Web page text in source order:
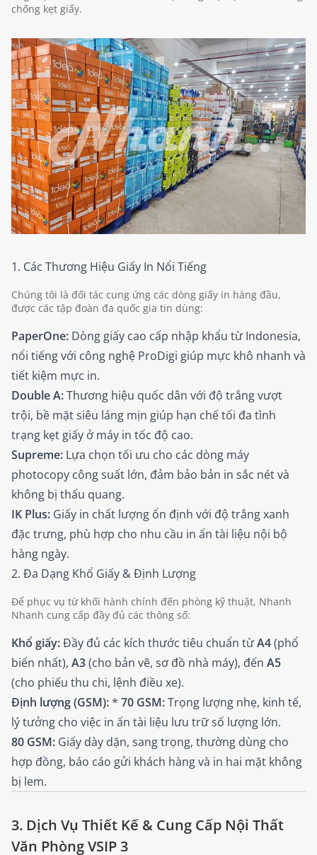
chống kẹt giấy.
1. Các Thương Hiệu Giấy In Nổi Tiếng
Chúng tôi là đối tác cung ứng các dòng giấy in hàng đầu,
được các tập đoàn đa quốc gia tin dùng:
PaperOne: Dòng giấy cao cấp nhập khẩu từ Indonesia,
nổi tiếng với công nghệ ProDigi giúp mực khô nhanh và
tiết kiệm mực in.
Double A:Thương hiệu quốc dân với độ trắng vượt
trội, bề mặt siêu láng mịn giúp hạn chế tối đa tình
trạng kẹt giấy ở máy in tốc độ cao.
Supreme: Lựa chọn tối ưu cho các dòng máy
photocopy công suất lớn, đảm bảo bản in sắc nét và
không bị thấu quang.
IK Plus: Giấy in chất lượng ổn định với độ trắng xanh
đặc trưng, phù hợp cho nhu cầu in ấn tài liệu nội bộ
hàng ngày.
2. Đa Dạng Khổ Giấy & Định Lượng
Để phục vụ từ khối hành chính đến phòng kỹ thuật, Nhanh
Nhanh cung cấp đầy đủ các thông số:
Khổ giấy:Đầy đủ các kích thước tiêu chuẩn từA4(phổ
biến nhất), A3(cho bản vẽ, sơ đồ nhà máy), đến A5
(cho phiếu thu chi, lệnh điều xe).
Định lượng (GSM):* 70 GSM:Trọng lượng nhẹ, kinh tế,
lý tưởng cho việc in ấn tài liệu lưu trữ số lượng lớn.
80 GSM: Giấy dày dặn, sang trọng, thường dùng cho
hợp đồng, báo cáo gửi khách hàng và in hai mặt không
bị lem.
3. Dịch Vụ Thiết Kế & Cung Cấp Nội Thất
Văn Phòng VSIP 3